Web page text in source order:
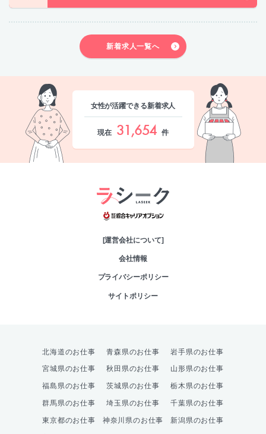
新着求人一覧へ
女性が活躍できる新着求人
現在 31,654 件
[運営会社について]
会社情報
プライバシーポリシー
サイトポリシー
北海道のお仕事 青森県のお仕事 岩手県のお仕事
宮城県のお仕事 秋田県のお仕事 山形県のお仕事
福島県のお仕事 茨城県のお仕事 栃木県のお仕事
群馬県のお仕事 埼玉県のお仕事 千葉県のお仕事
東京都のお仕事 神奈川県のお仕事 新潟県のお仕事